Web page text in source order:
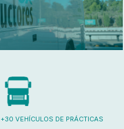
+30 VEHÍCULOS DE PRÁCTICAS